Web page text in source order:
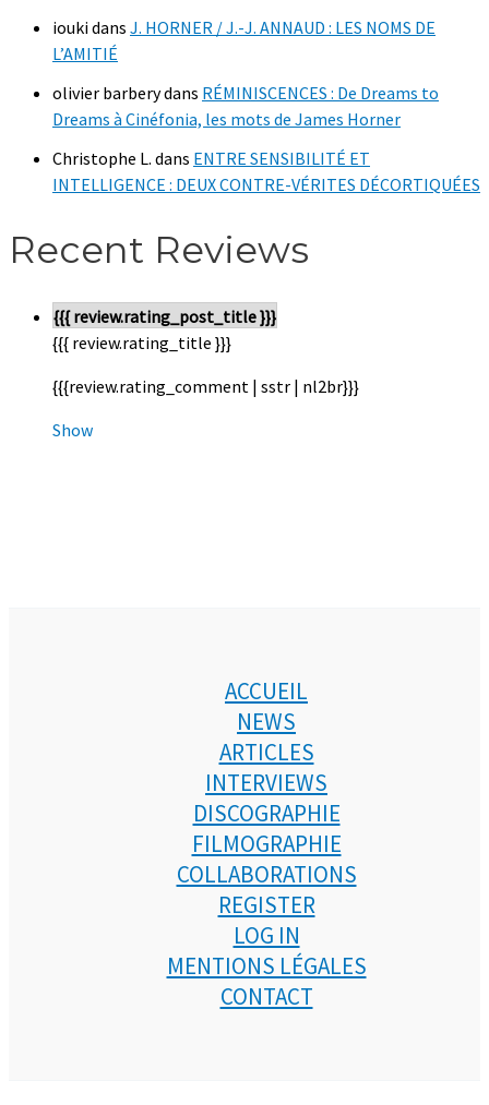
ioukidans J. HORNER / J.-J. ANNAUD : LES NOMS DE
L’AMITIÉ
olivier barberydans RÉMINISCENCES : De Dreams to
Dreams à Cinéfonia, les mots de James Horner
Christophe L. dans ENTRE SENSIBILITÉ ET
INTELLIGENCE : DEUX CONTRE-VÉRITES DÉCORTIQUÉES
Recent Reviews
{{{ review.rating_post_title }}}
{{{ review.rating_title }}}
{{{review.rating_comment | sstr | nl2br}}}
Show
ACCUEIL
NEWS
ARTICLES
INTERVIEWS
DISCOGRAPHIE
FILMOGRAPHIE
COLLABORATIONS
REGISTER
LOG IN
MENTIONS LÉGALES
CONTACT